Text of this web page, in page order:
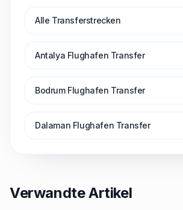
Alle Transferstrecken
Antalya Flughafen Transfer
Bodrum Flughafen Transfer
Dalaman Flughafen Transfer
Verwandte Artikel